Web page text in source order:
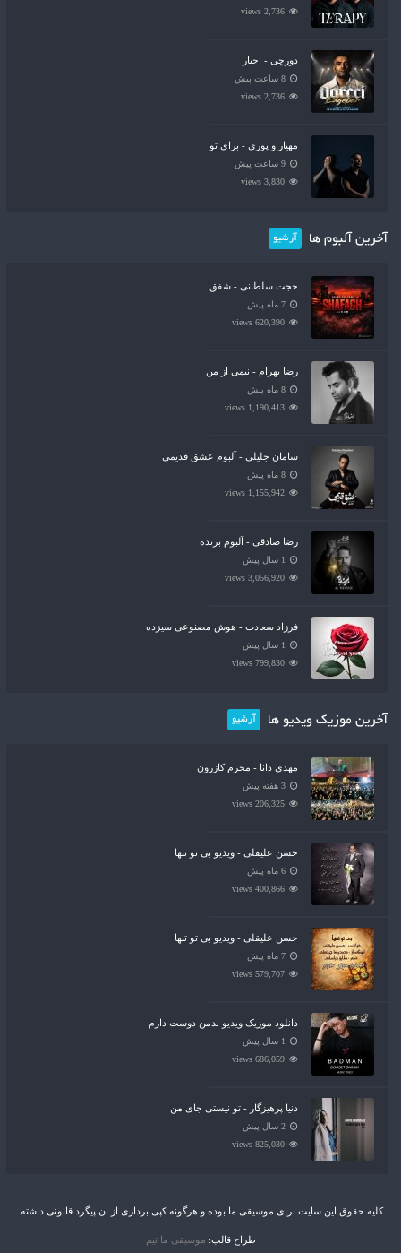
2,736 views
دورچی - اجبار
8 ساعت پیش
2,736 views
مهیار و پوری - برای تو
9 ساعت پیش
3,830 views
آخرین آلبوم ها آرشیو
حجت سلطانی - شفق
7 ماه پیش
620,390 views
رضا بهرام - نیمی از من
8 ماه پیش
1,190,413 views
سامان جلیلی - آلبوم عشق قدیمی
8 ماه پیش
1,155,942 views
رضا صادقی - آلبوم برنده
1 سال پیش
3,056,920 views
فرزاد سعادت - هوش مصنوعی سیزده
1 سال پیش
799,830 views
آخرین موزیک ویدیو ها آرشیو
مهدی دانا - محرم کازرون
3 هفته پیش
206,325 views
حسن علیقلی - ویدیو بی تو تنها
6 ماه پیش
400,866 views
حسن علیقلی - ویدیو بی تو تنها
7 ماه پیش
579,707 views
دانلود موزیک ویدیو بدمن دوست دارم
1 سال پیش
686,059 views
دنیا پرهیزگار - تو نیستی جای من
2 سال پیش
825,030 views
کلیه حقوق این سایت برای موسیقی ما بوده و هرگونه کپی برداری از ان پیگرد قانونی داشته.
طراح قالب: موسیقی ما تیم